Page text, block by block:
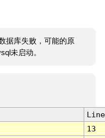
据库失败，可能的原
未启动。
Line
13